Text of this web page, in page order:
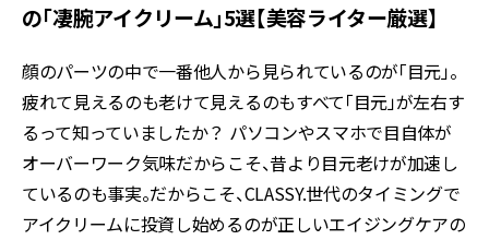
の「凄腕アイクリーム」5選【美容ライター厳選】
顔のパーツの中で一番他人から見られているのが「目元」。
疲れて見えるのも老けて見えるのもすべて「目元」が左右す
るって知っていましたか？ パソコンやスマホで目自体が
オーバーワーク気味だからこそ、昔より目元老けが加速し
ているのも事実。だからこそ、CLASSY.世代のタイミングで
アイクリームに投資し始めるのが正しいエイジングケアの